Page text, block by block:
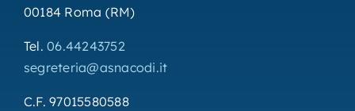
00184 Roma (RM)
Tel.06.44243752
segreteria@asnacodi.it
C.F. 97015580588